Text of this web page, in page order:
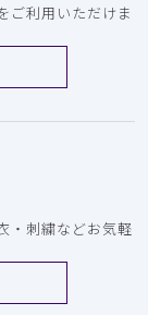
ご利用いただけま
・刺繍などお気軽